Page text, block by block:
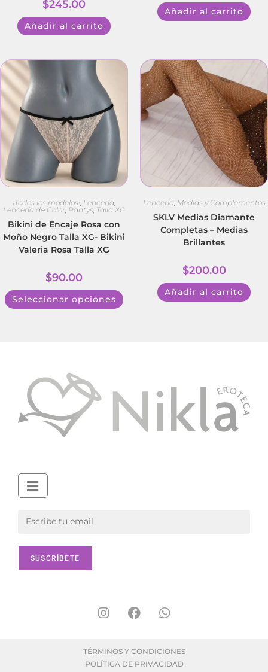
$245.00
Añadir al carrito
Añadir al carrito
¡Todos los modelos!, Lencería,
Lencería de Color, Pantys, Talla XG
Bikini de Encaje Rosa con
Moño Negro Talla XG- Bikini
Valeria Rosa Talla XG
$90.00
Seleccionar opciones
Lencería, Medias y Complementos
SKLV Medias Diamante
Completas – Medias
Brillantes
$200.00
Añadir al carrito
TÉRMINOS Y CONDICIONES
POLÍTICA DE PRIVACIDAD